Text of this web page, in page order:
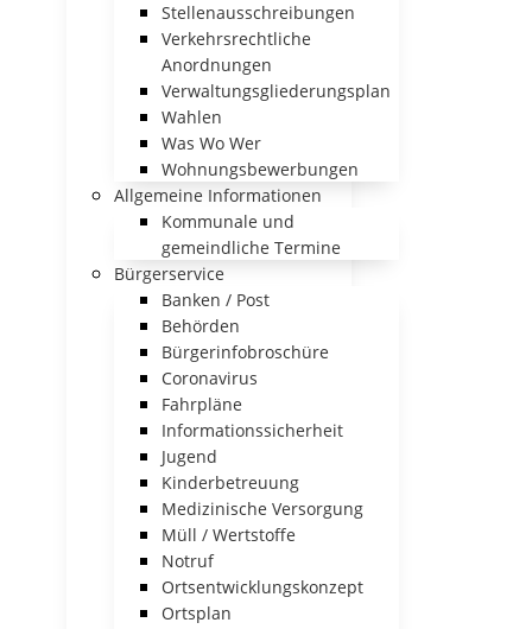
Stellenausschreibungen
Verkehrsrechtliche
Anordnungen
Verwaltungsgliederungsplan
Wahlen
Was Wo Wer
Wohnungsbewerbungen
Allgemeine Informationen
Kommunale und
gemeindliche Termine
Bürgerservice
Banken / Post
Behörden
Bürgerinfobroschüre
Coronavirus
Fahrpläne
Informationssicherheit
Jugend
Kinderbetreuung
Medizinische Versorgung
Müll / Wertstoffe
Notruf
Ortsentwicklungskonzept
Ortsplan